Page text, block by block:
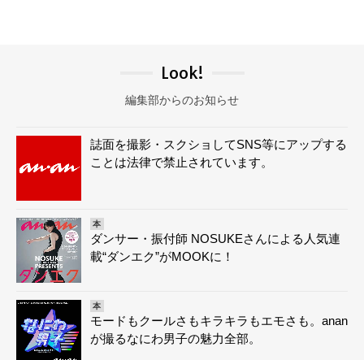
Look!
編集部からのお知らせ
誌面を撮影・スクショしてSNS等にアップする
ことは法律で禁止されています。
本
ダンサー・振付師 NOSUKEさんによる人気連
載“ダンエク”がMOOKに！
本
モードもクールさもキラキラもエモさも。anan
が撮るなにわ男子の魅力全部。